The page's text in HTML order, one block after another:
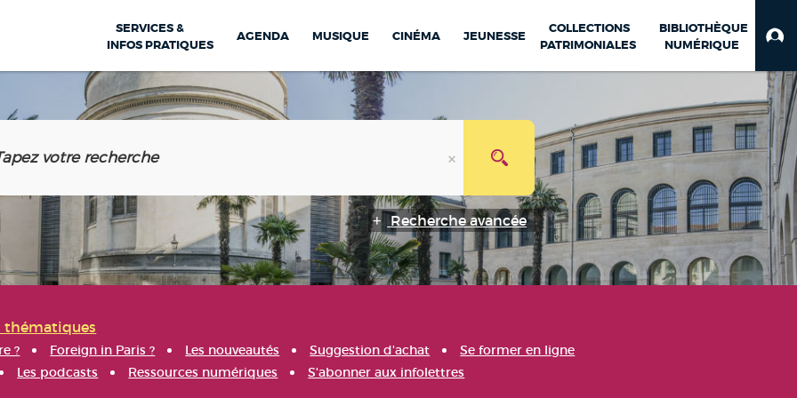
SERVICES &
INFOS PRATIQUES
AGENDA MUSIQUE CINÉMA JEUNESSE
COLLECTIONS
PATRIMONIALES
BIBLIOTHÈQUE
NUMÉRIQUE
Recherche avancée
thématiques
? Foreign in Paris ? Les nouveautés Suggestion d'achat
Se former en ligne
Les podcasts Ressources numériques S'abonner aux infolettres